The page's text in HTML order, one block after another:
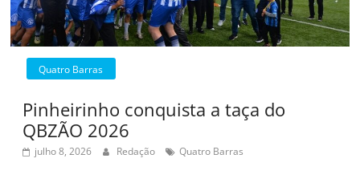
Quatro Barras
Pinheirinho conquista a taça do
QBZÃO 2026
julho 8, 2026 Redação Quatro Barras